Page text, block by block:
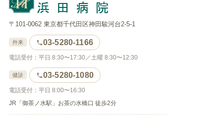
〒101-0062 東京都千代田区神田駿河台2-5-1
外来 03-5280-1166
電話受付：平日 8:30〜17:30／土曜 8:30〜12:30
健診 03-5280-1080
電話受付：平日 8:00〜16:30
JR「御茶ノ水駅」お茶の水橋口 徒歩2分